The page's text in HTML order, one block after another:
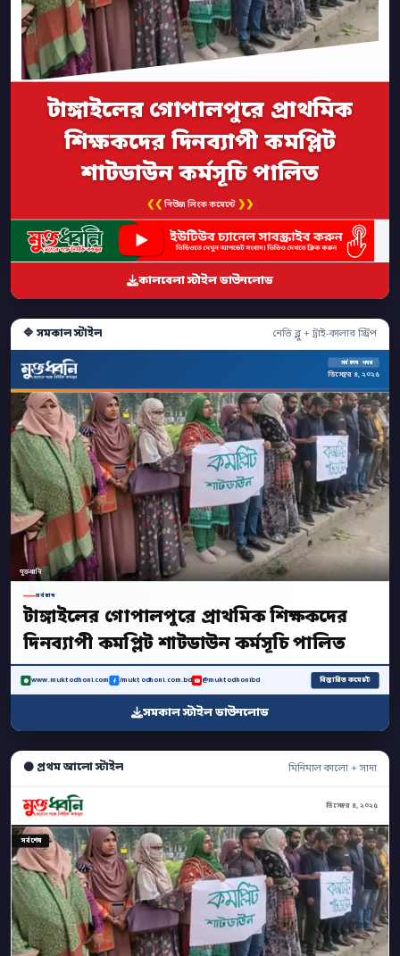
টাঙ্গাইলের গোপালপুরে প্রাথমিক
শিক্ষকদের দিনব্যাপী কমপ্লিট
শাটডাউন কর্মসূচি পালিত
❮❮ নিউজ লিংক কমেন্টে ❯❯
কালবেলা স্টাইল ডাউনলোড
🔷 সমকাল স্টাইল নেভি ব্লু + ট্রাই-কালার স্ট্রিপ
সর্বশেষ খবর
ডিসেম্বর ৪, ২০২৫
মুক্তধ্বনি
সর্বশেষ
টাঙ্গাইলের গোপালপুরে প্রাথমিক শিক্ষকদের
দিনব্যাপী কমপ্লিট শাটডাউন কর্মসূচি পালিত
www.muktodhoni.com /muktodhoni.com.bd @muktodhonibd বিস্তারিত কমেন্টে
সমকাল স্টাইল ডাউনলোড
⚫ প্রথম আলো স্টাইল মিনিমাল কালো + সাদা
ডিসেম্বর ৪, ২০২৫
সর্বশেষ